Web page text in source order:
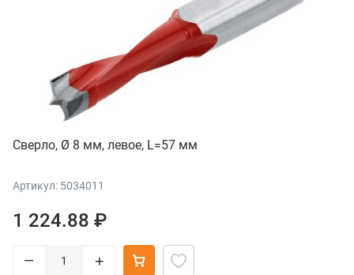
Сверло, Ø 8 мм, левое, L=57 мм
Артикул: 5034011
1 224.88 ₽
– +